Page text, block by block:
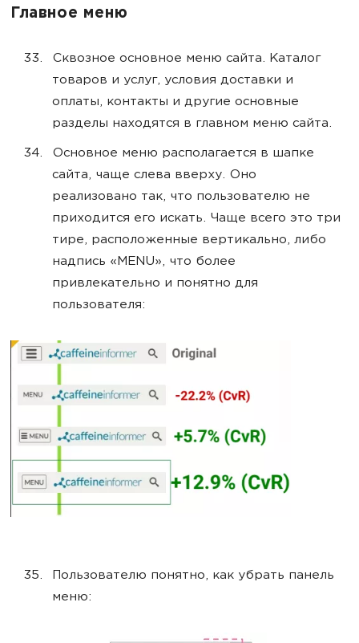
Главное меню
Сквозное основное меню сайта. Каталог
товаров и услуг, условия доставки и
оплаты, контакты и другие основные
разделы находятся в главном меню сайта.
Основное меню располагается в шапке
сайта, чаще слева вверху. Оно
реализовано так, что пользователю не
приходится его искать. Чаще всего это три
тире, расположенные вертикально, либо
надпись «MENU», что более
привлекательно и понятно для
пользователя:
Пользователю понятно, как убрать панель
меню: